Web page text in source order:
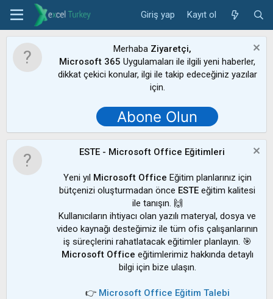
Giriş yap Kayıt ol
Merhaba Ziyaretçi,
Microsoft 365 Uygulamaları ile ilgili yeni haberler,
dikkat çekici konular, ilgi ile takip edeceğiniz yazılar
için.
Abone Olun
ESTE - Microsoft Office Eğitimleri
Yeni yıl Microsoft Office Eğitim planlarınız için
bütçenizi oluşturmadan önce ESTE eğitim kalitesi
ile tanışın. 🙌
Kullanıcıların ihtiyacı olan yazılı materyal, dosya ve
video kaynağı desteğimiz ile tüm ofis çalışanlarının
iş süreçlerini rahatlatacak eğitimler planlayın. 🎯
Microsoft Office eğitimlerimiz hakkında detaylı
bilgi için bize ulaşın.
👉 Microsoft Office Eğitim Talebi